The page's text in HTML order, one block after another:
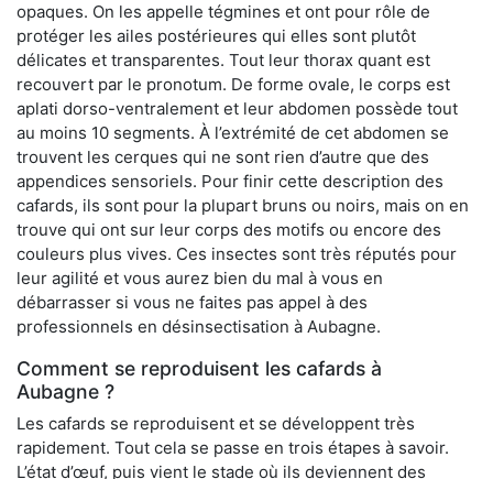
opaques. On les appelle tégmines et ont pour rôle de
protéger les ailes postérieures qui elles sont plutôt
délicates et transparentes. Tout leur thorax quant est
recouvert par le pronotum. De forme ovale, le corps est
aplati dorso-ventralement et leur abdomen possède tout
au moins 10 segments. À l’extrémité de cet abdomen se
trouvent les cerques qui ne sont rien d’autre que des
appendices sensoriels. Pour finir cette description des
cafards, ils sont pour la plupart bruns ou noirs, mais on en
trouve qui ont sur leur corps des motifs ou encore des
couleurs plus vives. Ces insectes sont très réputés pour
leur agilité et vous aurez bien du mal à vous en
débarrasser si vous ne faites pas appel à des
professionnels en désinsectisation à Aubagne.
Comment se reproduisent les cafards à
Aubagne ?
Les cafards se reproduisent et se développent très
rapidement. Tout cela se passe en trois étapes à savoir.
L’état d’œuf, puis vient le stade où ils deviennent des